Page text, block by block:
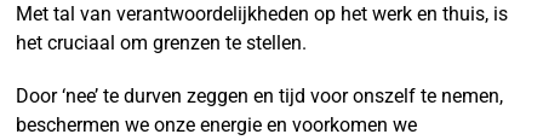
Met tal van verantwoordelijkheden op het werk en thuis, is
het cruciaal om grenzen te stellen.
Door ‘nee’ te durven zeggen en tijd voor onszelf te nemen,
beschermen we onze energie en voorkomen we